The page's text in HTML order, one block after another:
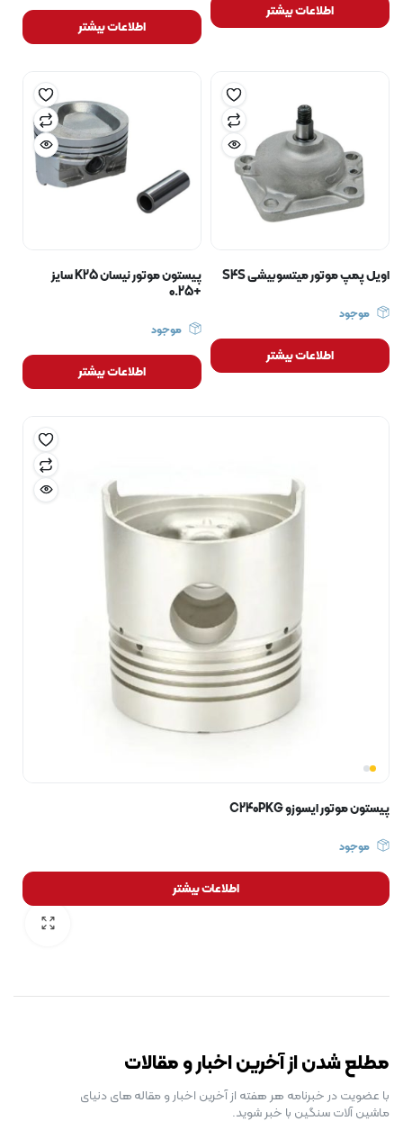
اطلاعات بیشتر
اطلاعات بیشتر
اویل پمپ موتور میتسوبیشی S4S
موجود
اطلاعات بیشتر
پیستون موتور نیسان K25 سایز
+0.25
موجود
اطلاعات بیشتر
پیستون موتور ایسوزو C240PKG
موجود
اطلاعات بیشتر
مطلع شدن از آخرین اخبار و مقالات
با عضویت در خبرنامه هر هفته از آخرین اخبار و مقاله های دنیای
ماشین آلات سنگین با خبر شوید.